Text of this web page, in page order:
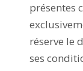
présentes
réserve le
ses